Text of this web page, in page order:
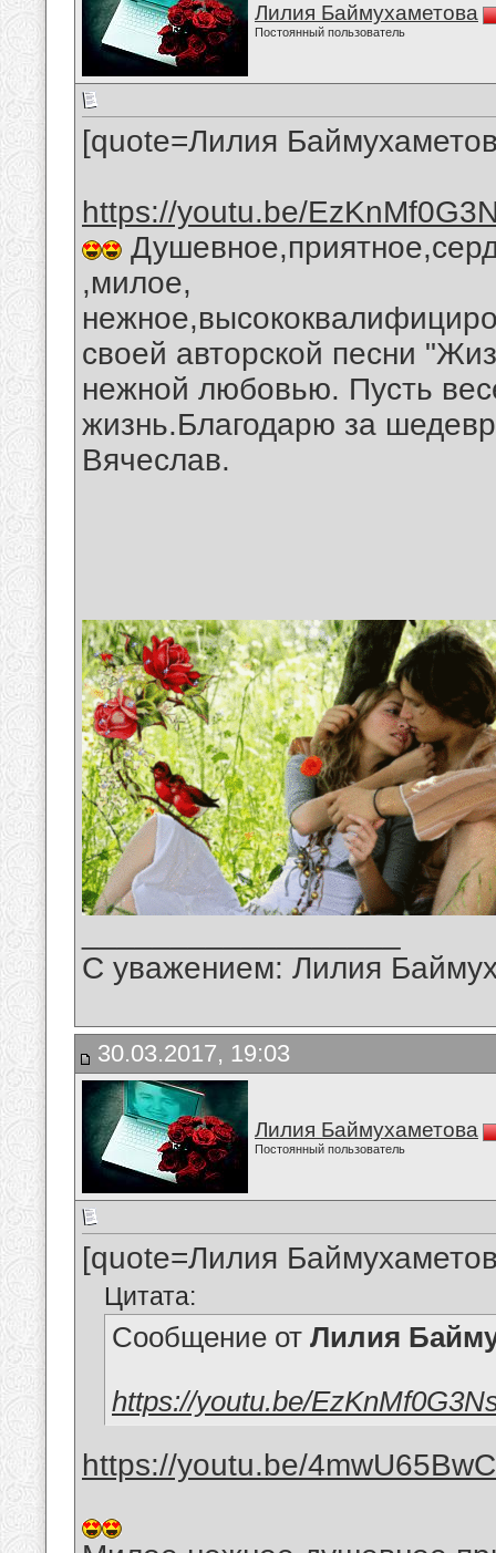
Лилия Баймухаметова
Постоянный пользователь
[quote=Лилия
https://youtu.be/
,милое,
своей авторской песни
нежной любовью. Пусть
жизнь.Благодарю за
Вячеслав.
С уважением: Лилия
30.03.2017, 19:03
Лилия Баймухаметова
Постоянный пользователь
[quote=Лилия
Цитата:
Сообщение от Лилия
https://youtu.be/
https://youtu.be/